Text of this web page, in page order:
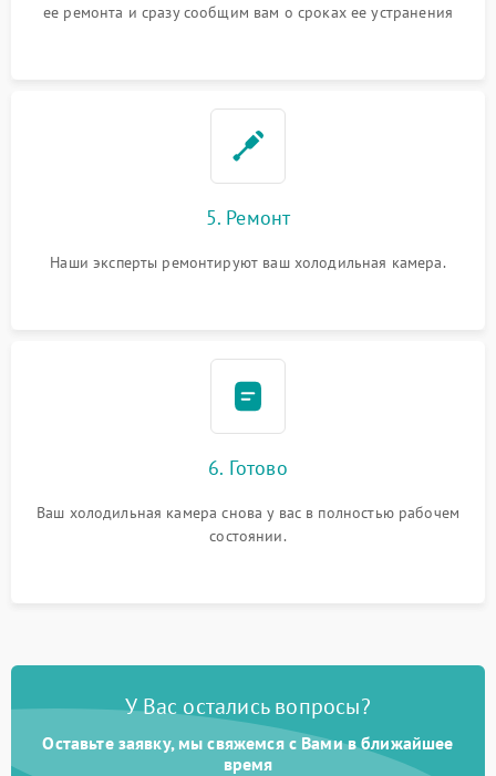
ее ремонта и сразу сообщим вам о сроках ее устранения
5. Ремонт
Наши эксперты ремонтируют ваш холодильная камера.
6. Готово
Ваш холодильная камера снова у вас в полностью рабочем
состоянии.
У Вас остались вопросы?
Оставьте заявку, мы свяжемся с Вами в ближайшее
время